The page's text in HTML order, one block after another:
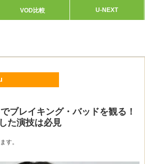
VOD比較 U-NEXT
ブレイキング・バッドを観る！
た演技は必見
す。